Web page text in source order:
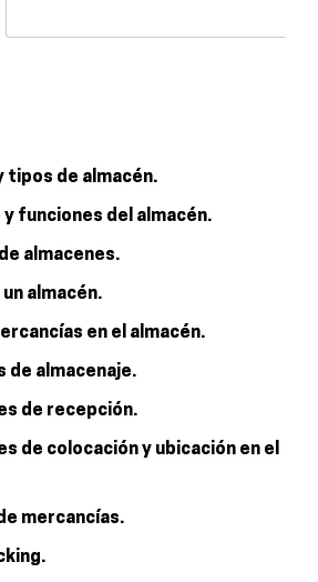
tipos de almacén.
funciones del almacén.
almacenes.
almacén.
en el almacén.
de almacenaje.
de recepción.
de colocación y ubicación en el
mercancías.